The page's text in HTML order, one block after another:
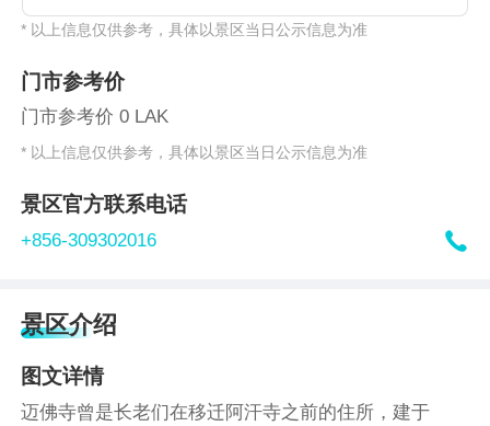
* 以上信息仅供参考，具体以景区当日公示信息为准
门市参考价
门市参考价 0 LAK
* 以上信息仅供参考，具体以景区当日公示信息为准
景区官方联系电话
+856-309302016 
景区介绍
图文详情
迈佛寺曾是长老们在移迁阿汗寺之前的住所，建于